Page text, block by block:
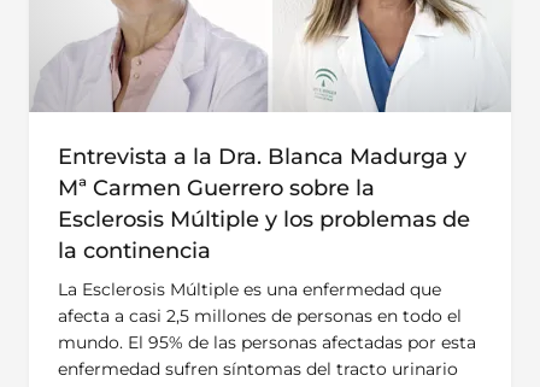
Entrevista a la Dra. Blanca Madurga y
Mª Carmen Guerrero sobre la
Esclerosis Múltiple y los problemas de
la continencia
La Esclerosis Múltiple es una enfermedad que
afecta a casi 2,5 millones de personas en todo el
mundo. El 95% de las personas afectadas por esta
enfermedad sufren síntomas del tracto urinario